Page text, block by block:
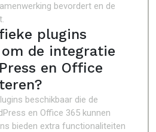
bevordert en de
plugins
de integratie
en Office
beschikbaar die de
en Office 365 kunnen
bieden extra functionaliteiten